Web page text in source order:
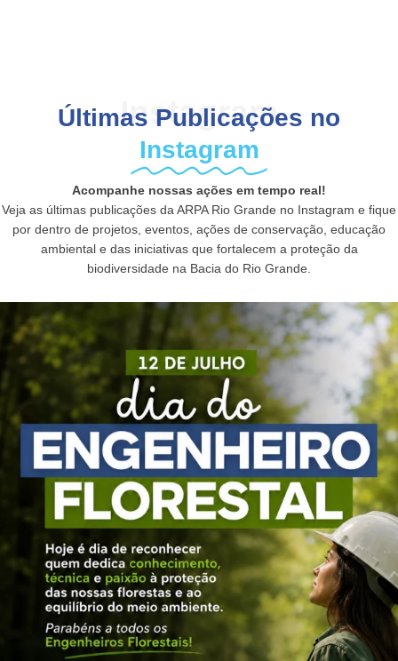
Instagram
Últimas Publicações no
Instagram
Acompanhe nossas ações em tempo real!
Veja as últimas publicações da ARPA Rio Grande no Instagram e fique
por dentro de projetos, eventos, ações de conservação, educação
ambiental e das iniciativas que fortalecem a proteção da
biodiversidade na Bacia do Rio Grande.
As florestas não permanecem em pé por acaso. Elas...